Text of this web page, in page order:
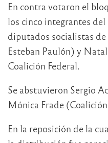
En contra votaron el
los cinco integrantes
diputados socialistas de
Esteban Paulón) y
Coalición Federal.
Se abstuvieron Sergio
Mónica Frade
En la reposición de la